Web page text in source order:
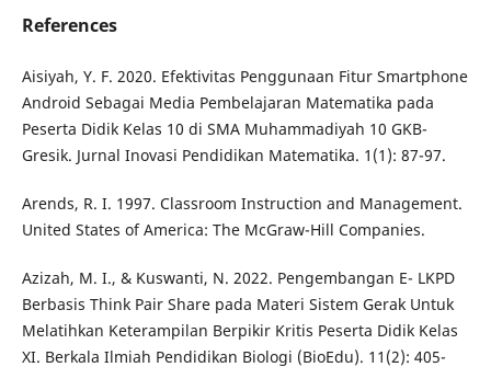
References
Aisiyah, Y. F. 2020. Efektivitas Penggunaan Fitur Smartphone
Android Sebagai Media Pembelajaran Matematika pada
Peserta Didik Kelas 10 di SMA Muhammadiyah 10 GKB-
Gresik. Jurnal Inovasi Pendidikan Matematika. 1(1): 87-97.
Arends, R. I. 1997. Classroom Instruction and Management.
United States of America: The McGraw-Hill Companies.
Azizah, M. I., & Kuswanti, N. 2022. Pengembangan E- LKPD
Berbasis Think Pair Share pada Materi Sistem Gerak Untuk
Melatihkan Keterampilan Berpikir Kritis Peserta Didik Kelas
XI. Berkala Ilmiah Pendidikan Biologi (BioEdu). 11(2): 405-